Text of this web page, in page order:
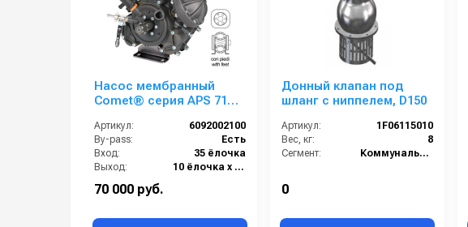
Насос мембранный
Comet® серия APS 71
элемент
соединительный под 6
болтов
Артикул:
6092002100
By-pass:
Есть
Вход:
35 ёлочка
Выход:
10 ёлочка х 1 выход
Производительность (л/мин):
70 000 руб.
Донный клапан под
шланг с ниппелем, D150
Артикул:
1F06115010
Вес, кг:
8
Сегмент:
Коммунальный сегмент
0